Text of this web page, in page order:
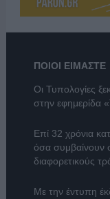
ΠΟΙΟΙ ΕΙΜΑΣΤΕ
Οι Τυπολογίες
στην εφημερίδα
Επί 32 χρόνια
όσα συμβαίνουν
διαφορετικούς
Με την έντυπη